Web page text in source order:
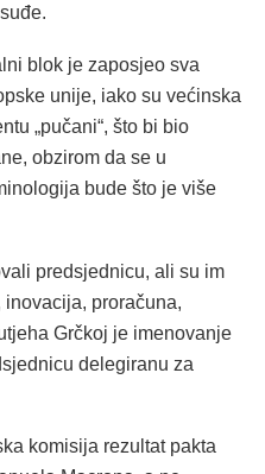
blok je zaposjeo sva
unije, iako su većinska
„pučani“, što bi bio
obzirom da se u
bude što je više
predsjednicu, ali su im
proračuna,
Grčkoj je imenovanje
delegiranu za
komisija rezultat pakta